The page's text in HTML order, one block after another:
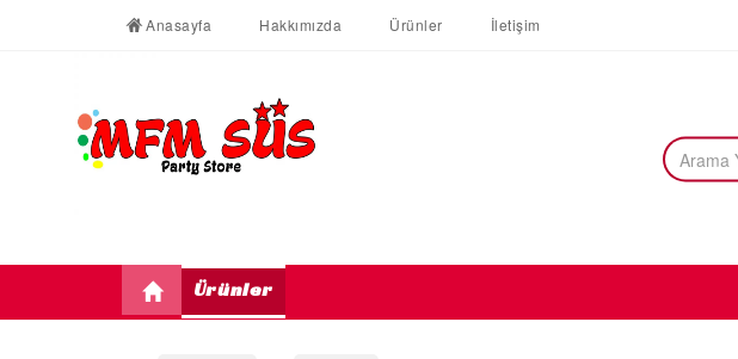
Anasayfa Hakkımızda Ürünler İletişim
Ürünler